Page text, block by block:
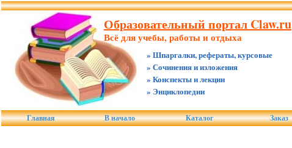
Образовательный портал Claw.ru
Всё для учебы, работы и отдыха
» Шпаргалки, рефераты, курсовые
» Сочинения и изложения
» Конспекты и лекции
» Энциклопедии
Главная В начало Каталог Заказ